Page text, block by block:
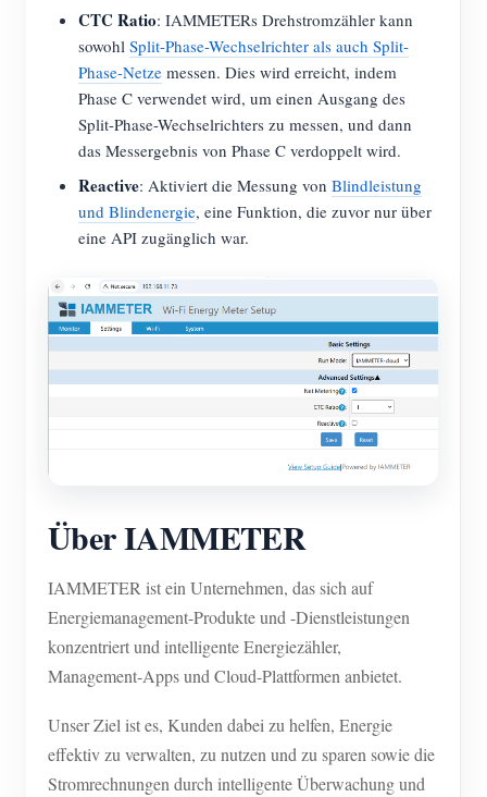
CTC Ratio: IAMMETERs Drehstromzähler kann
sowohl Split-Phase-Wechselrichter als auch Split-
Phase-Netze messen. Dies wird erreicht, indem
Phase C verwendet wird, um einen Ausgang des
Split-Phase-Wechselrichters zu messen, und dann
das Messergebnis von Phase C verdoppelt wird.
Reactive: Aktiviert die Messung von Blindleistung
und Blindenergie, eine Funktion, die zuvor nur über
eine API zugänglich war.
Über IAMMETER
IAMMETER ist ein Unternehmen, das sich auf
Energiemanagement-Produkte und -Dienstleistungen
konzentriert und intelligente Energiezähler,
Management-Apps und Cloud-Plattformen anbietet.
Unser Ziel ist es, Kunden dabei zu helfen, Energie
effektiv zu verwalten, zu nutzen und zu sparen sowie die
Stromrechnungen durch intelligente Überwachung und